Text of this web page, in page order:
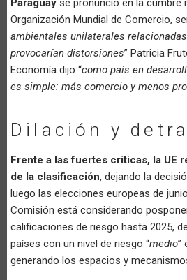
Paraguay se pronunció en la cumbre
Organización Mundial de Comercio,
ambientales unilaterales
provocarían distorsiones” Patricia
Economía dijo “como país en
es simple: más comercio y menos
Dilación y
Frente a las fuertes críticas, la UE
de la clasificación, dejando la
luego las elecciones europeas de
Comisión está considerando
calificaciones de riesgo hasta 2025,
países con un nivel de riesgo “medio”
generando los espacios y